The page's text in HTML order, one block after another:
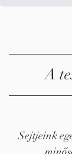
A
Sejtjeink